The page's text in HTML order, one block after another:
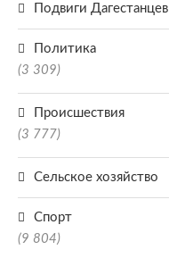
Подвиги Дагестанцев
Политика
(3 309)
Происшествия
(3 777)
Сельское хозяйство
Спорт
(9 804)